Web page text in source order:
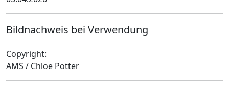
Bildnachweis bei Verwendung
Copyright:
AMS / Chloe Potter